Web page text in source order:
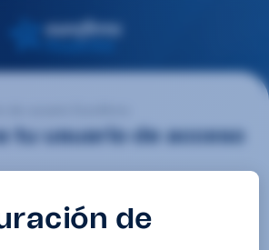
tu usuario de acceso